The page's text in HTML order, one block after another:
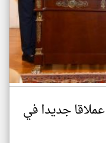
جديدا في